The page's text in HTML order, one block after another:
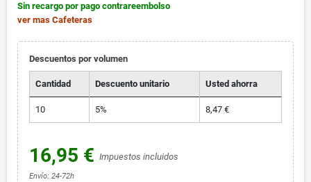
Sin recargo por pago contrareembolso
ver mas Cafeteras
Descuentos por volumen
Cantidad Descuento unitario Usted ahorra
10 5% 8,47 €
16,95 € Impuestos incluidos
Envío: 24-72h